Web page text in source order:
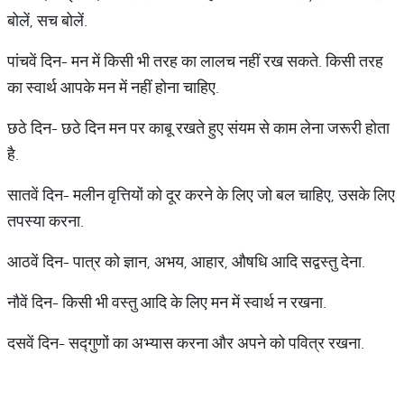
बोलें, सच बोलें.
पांचवें दिन- मन में किसी भी तरह का लालच नहीं रख सकते. किसी तरह
का स्वार्थ आपके मन में नहीं होना चाहिए.
छठे दिन- छठे दिन मन पर काबू रखते हुए संयम से काम लेना जरूरी होता
है.
सातवें दिन- मलीन वृत्तियों को दूर करने के लिए जो बल चाहिए, उसके लिए
तपस्या करना.
आठवें दिन- पात्र को ज्ञान, अभय, आहार, औषधि आदि सद्वस्तु देना.
नौवें दिन- किसी भी वस्तु आदि के लिए मन में स्वार्थ न रखना.
दसवें दिन- सद्गुणों का अभ्यास करना और अपने को पवित्र रखना.